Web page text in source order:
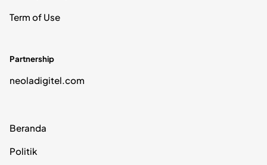
Term of Use
Partnership
neoladigitel.com
Beranda
Politik